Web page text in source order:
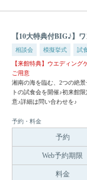
【10大特典付BIG♪】
相談会 模擬挙式 試
【来館特典】ウエディン
ご用意
湘南の海を臨む、2つの絶
トの試食会を開催♪初来館
意♪詳細は問い合わせを♪
予約・料金
予約
Web予約期限
料金